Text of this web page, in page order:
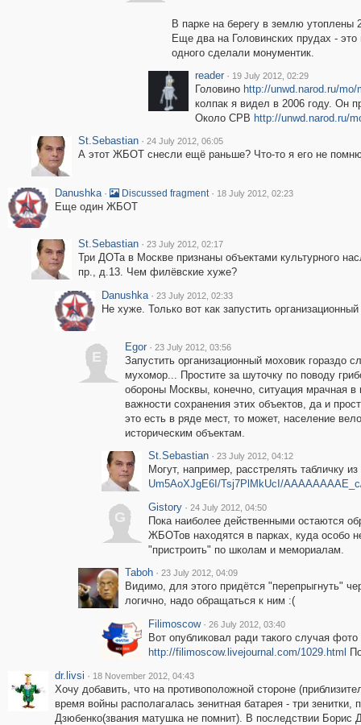
В парке на берегу в землю утоплены
Еще два на Головинских прудах -
одного сделали монументик.
reader · 19 July 2012, 02:29
Головино http://unwd.narod.ru/
колпак я видел в 2006 году. Он
Около СРВ http://unwd.narod.ru/
St.Sebastian · 24 July 2012, 06:05
А этот ЖБОТ снесли ещё раньше? Что-то я его не
Danushka · Discussed fragment · 18 July 2012, 02:23
Еще один ЖБОТ
St.Sebastian · 23 July 2012, 02:17
Три ДОТа в Москве признаны объектами культурного
пр., д.13. Чем филёвские хуже?
Danushka · 23 July 2012, 02:33
Не хуже. Только вот как запустить
E
Egor · 23 July 2012, 03:56
Запустить организационный моховик гораздо
мухомор... Простите за шуточку по поводу
обороны Москвы, конечно, ситуация мрачная
важности сохранения этих объектов, да и
это есть в ряде мест, то может, население
историческим объектам.
St.Sebastian · 23 July 2012, 04:12
Могут, например, расстрелять табличку
Um5AoXJgE6I/Tsj7PlMkUcI/
G
Gistory · 24 July 2012, 04:50
Пока наиболее действенными остаются
ЖБОТов находятся в парках, куда особо
"пристроить" по школам и мемориалам.
Taboh · 23 July 2012, 04:09
Видимо, для этого придётся "перепрыгнуть"
логично, надо обращаться к ним :(
Filimoscow · 26 July 2012, 03:40
Вот опубликовал ради такого случая
http://filimoscow.livejournal.com/1029.html
dr.livsi · 18 November 2012, 04:43
Хочу добавить, что на противоположной стороне
время войны располагалась зенитная батарея - три
Дзюбенко(звания матушка не помнит). В последствии Борис